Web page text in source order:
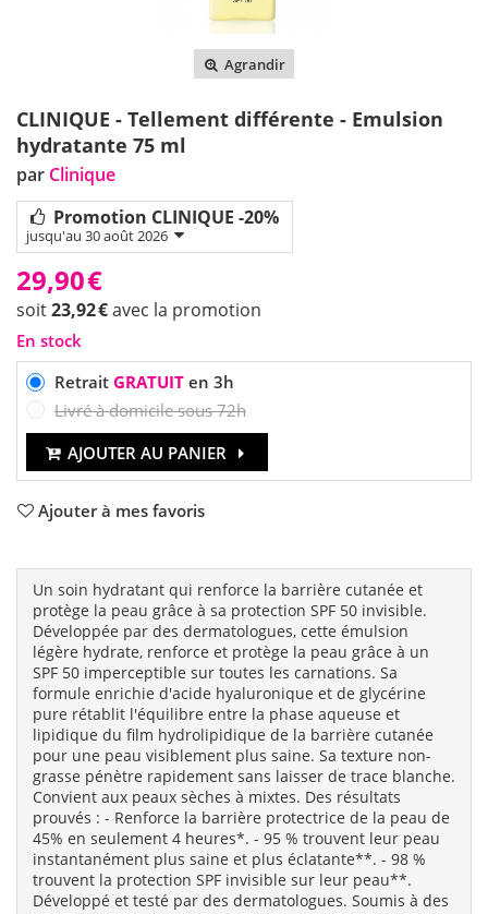
Agrandir
CLINIQUE - Tellement différente - Emulsion
hydratante 75 ml
par Clinique
Promotion CLINIQUE -20%
jusqu'au 30 août 2026
29,90€
soit23,92€avec la promotion
En stock
Retrait GRATUITen 3h
Livré à domicile sous 72h
AJOUTER AU PANIER
Ajouter à mes favoris
Un soin hydratant qui renforce la barrière cutanée et
protège la peau grâce à sa protection SPF 50 invisible.
Développée par des dermatologues, cette émulsion
légère hydrate, renforce et protège la peau grâce à un
SPF 50 imperceptible sur toutes les carnations. Sa
formule enrichie d'acide hyaluronique et de glycérine
pure rétablit l'équilibre entre la phase aqueuse et
lipidique du film hydrolipidique de la barrière cutanée
pour une peau visiblement plus saine. Sa texture non-
grasse pénètre rapidement sans laisser de trace blanche.
Convient aux peaux sèches à mixtes. Des résultats
prouvés : - Renforce la barrière protectrice de la peau de
45% en seulement 4 heures*. - 95 % trouvent leur peau
instantanément plus saine et plus éclatante**. - 98 %
trouvent la protection SPF invisible sur leur peau**.
Développé et testé par des dermatologues. Soumis à des